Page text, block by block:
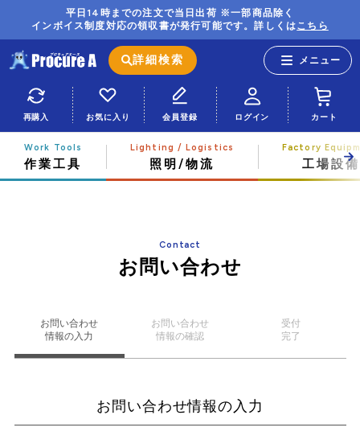
平日14時までの注文で当日出荷 ※一部商品除く
インボイス制度対応の領収書が発行可能です。詳しくはこちら
詳細検索
再購入 お気に入り 会員登録 ログイン カート
作業工具 照明/物流 工場設備
Contact
お問い合わせ
お問い合わせ
情報の入力
お問い合わせ
情報の確認
受付
完了
お問い合わせ情報の入力